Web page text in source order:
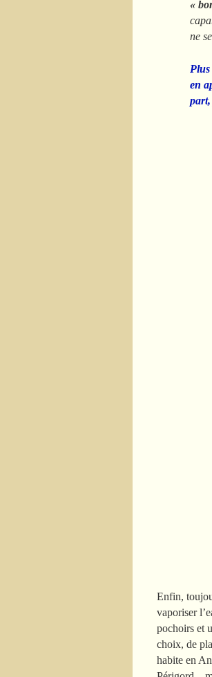
«
ne
en
part,
Enfin,
vaporiser
pochoirs et
choix, de
habite en